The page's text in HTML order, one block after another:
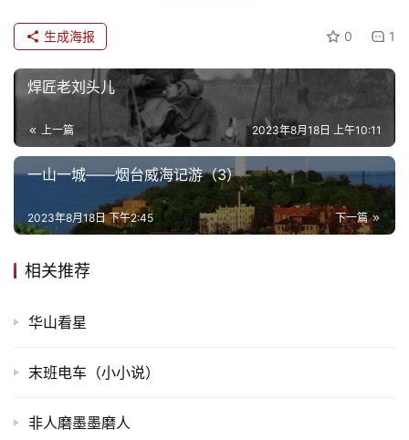
0 1
生成海报
焊匠老刘头儿
上一篇 2023年8月18日 上午10:11
一山一城——烟台威海记游（3）
下一篇
2023年8月18日 下午2:45
相关推荐
华山看星
末班电车（小小说）
非人磨墨墨磨人